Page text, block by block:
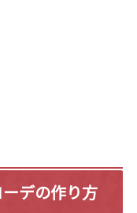
デの作り方